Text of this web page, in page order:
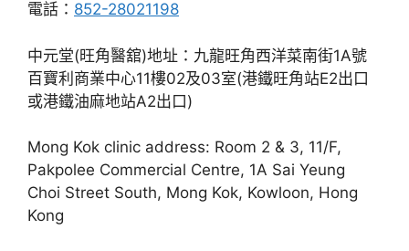
電話： 852-28021198
中元堂(旺角醫舘)地址：九龍旺角西洋菜南街1A號
百寶利商業中心11樓02及03室(港鐵旺角站E2出口
或港鐵油麻地站A2出口)
Mong Kok clinic address: Room 2 & 3, 11/F,
Pakpolee Commercial Centre, 1A Sai Yeung
Choi Street South, Mong Kok, Kowloon, Hong
Kong